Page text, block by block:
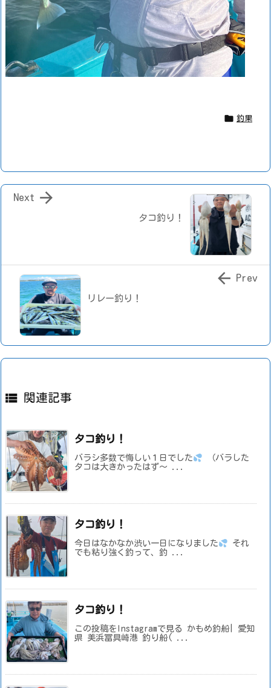
 釣果
タコ釣り！

Next
リレー釣り！
 Prev
 関連記事
タコ釣り！
バラシ多数で悔しい１日でした
（バラした
タコは大きかったはず～ ...
タコ釣り！
今日はなかなか渋い一日になりました
それ
でも粘り強く釣って、釣 ...
タコ釣り！
この投稿をInstagramで見る かもめ釣船| 愛知
県 美浜冨具崎港 釣り船( ...